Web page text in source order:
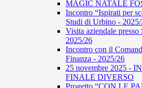
MAGIC NATALE
Incontro “Ispirati per
Studi di Urbino -
Visita aziendale
2025/26
Incontro con il
Finanza - 2025/26
25 novembre 2025 -
FINALE DIVERSO